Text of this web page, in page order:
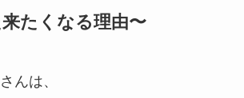
たくなる理由〜
んは、